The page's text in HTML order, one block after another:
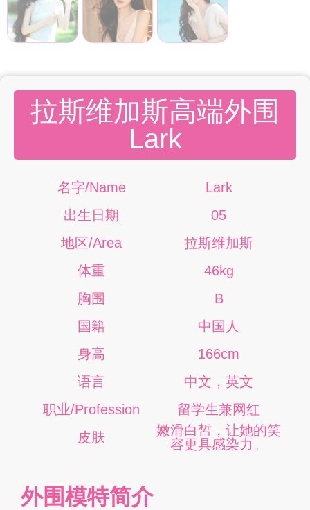
拉斯维加斯高端外围
Lark
名字/Name
Lark
出生日期
05
地区/Area
拉斯维加斯
体重
46kg
胸围
B
国籍
中国人
身高
166cm
语言
中文，英文
职业/Profession
留学生兼网红
皮肤
嫩滑白皙，让她的笑
容更具感染力。
外围模特简介